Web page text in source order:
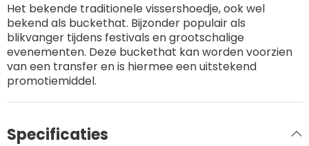
Het bekende traditionele vissershoedje, ook wel
bekend als buckethat. Bijzonder populair als
blikvanger tijdens festivals en grootschalige
evenementen. Deze buckethat kan worden voorzien
van een transfer en is hiermee een uitstekend
promotiemiddel.
Specificaties